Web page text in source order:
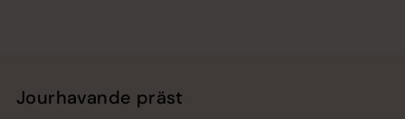
Jourhavande präst